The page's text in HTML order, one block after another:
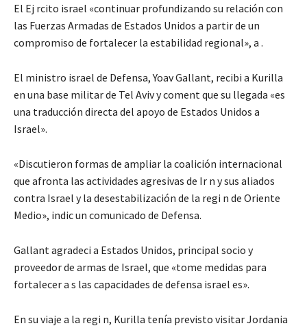
El Ej rcito israel «continuar profundizando su relación con
las Fuerzas Armadas de Estados Unidos a partir de un
compromiso de fortalecer la estabilidad regional», a .
El ministro israel de Defensa, Yoav Gallant, recibi a Kurilla
en una base militar de Tel Aviv y coment que su llegada «es
una traducción directa del apoyo de Estados Unidos a
Israel».
«Discutieron formas de ampliar la coalición internacional
que afronta las actividades agresivas de Ir n y sus aliados
contra Israel y la desestabilización de la regi n de Oriente
Medio», indic un comunicado de Defensa.
Gallant agradeci a Estados Unidos, principal socio y
proveedor de armas de Israel, que «tome medidas para
fortalecer a s las capacidades de defensa israel es».
En su viaje a la regi n, Kurilla tenía previsto visitar Jordania